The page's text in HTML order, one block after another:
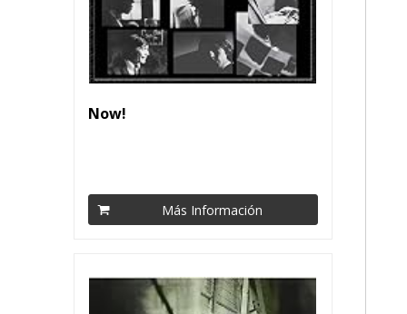
Now!
Más Información